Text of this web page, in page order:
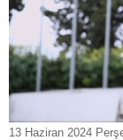
13 Haziran 2024